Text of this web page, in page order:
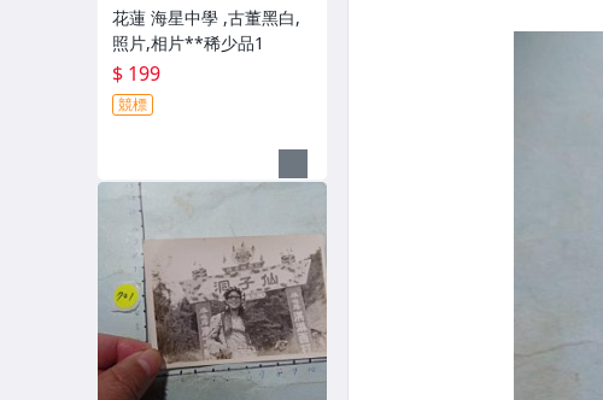
花蓮 海星中學 ,古董黑白,
照片,相片**稀少品1
$ 199
競標